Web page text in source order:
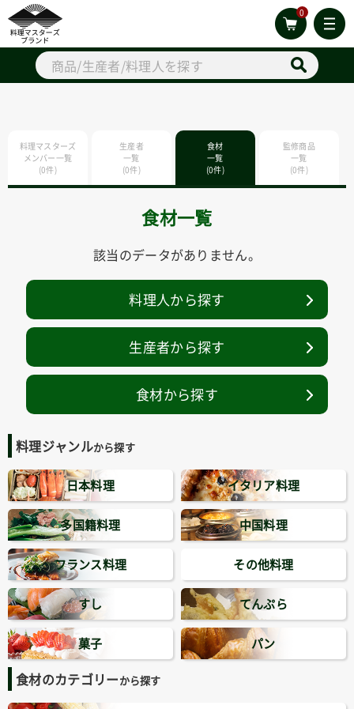
0
料理人から探す
生産者から探す
食材から探す
料理ジャンルから探す
日本料理 イタリア料理
多国籍料理 中国料理
フランス料理 その他料理
すし てんぷら
菓子 パン
食材のカテゴリーから探す
料理マスターズ
メンバー一覧
(0件)
生産者
一覧
(0件)
食材
一覧
(0件)
監修商品
一覧
(0件)
食材一覧
該当のデータがありません。